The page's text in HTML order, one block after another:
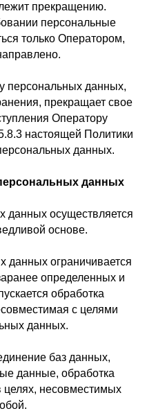
прекращению.
персональные
только Оператором,
персональных данных,
прекращает свое
Оператору
настоящей Политики
данных.
данных
данных осуществляется
основе.
данных ограничивается
определенных и
обработка
с целями
данных.
баз данных,
данные, обработка
целях, несовместимых